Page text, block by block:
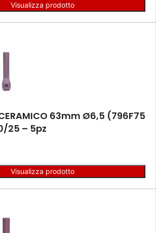
Visualizza prodotto
CERAMICO 63mm Ø6,5 (796F75
25 – 5pz
Visualizza prodotto